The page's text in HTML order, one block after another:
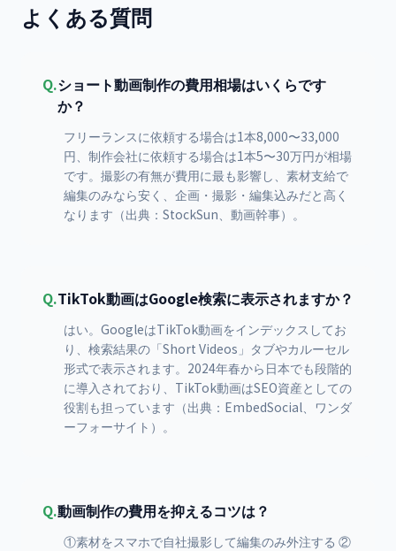
よくある質問
Q.ショート動画制作の費用相場はいくらです
か？
フリーランスに依頼する場合は1本8,000〜33,000
円、制作会社に依頼する場合は1本5〜30万円が相場
です。撮影の有無が費用に最も影響し、素材支給で
編集のみなら安く、企画・撮影・編集込みだと高く
なります（出典：StockSun、動画幹事）。
Q.TikTok動画はGoogle検索に表示されますか？
はい。GoogleはTikTok動画をインデックスしてお
り、検索結果の「Short Videos」タブやカルーセル
形式で表示されます。2024年春から日本でも段階的
に導入されており、TikTok動画はSEO資産としての
役割も担っています（出典：EmbedSocial、ワンダ
ーフォーサイト）。
Q.動画制作の費用を抑えるコツは？
①素材をスマホで自社撮影して編集のみ外注する ②